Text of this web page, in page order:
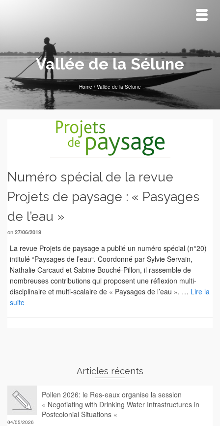
Vallée de la Sélune
Home / Vallée de la Sélune
Numéro spécial de la revue
Projets de paysage : « Pasyages
de l’eau »
on 27/06/2019
La revue Projets de paysage a publié un numéro spécial (n°20)
intitulé “Paysages de l’eau“. Coordonné par Sylvie Servain,
Nathalie Carcaud et Sabine Bouché-Pillon, il rassemble de
nombreuses contributions qui proposent une réflexion multi-
disciplinaire et multi-scalaire de « Paysages de l’eau ». … Lire la
suite
Articles récents
Pollen 2026: le Res-eaux organise la session
« Negotiating with Drinking Water Infrastructures in
Postcolonial Situations «
04/05/2026